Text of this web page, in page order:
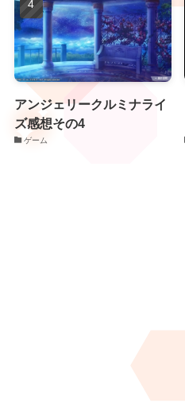
アンジェリークルミナライ
ズ感想その4
ゲーム